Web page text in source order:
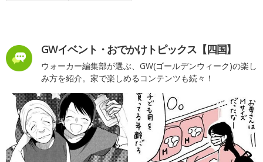
GWイベント・おでかけトピックス【四国】
ウォーカー編集部が選ぶ、GW(ゴールデンウィーク)の楽し
み方を紹介。家で楽しめるコンテンツも続々！